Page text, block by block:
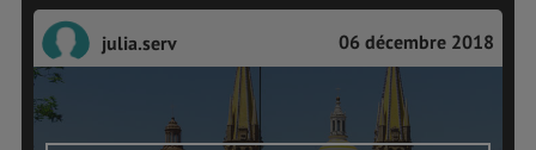
julia.serv 06 décembre 2018